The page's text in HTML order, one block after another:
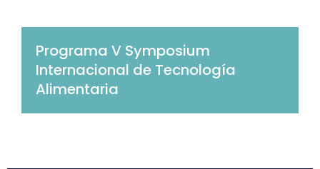
Programa V Symposium
Internacional de Tecnología
Alimentaria